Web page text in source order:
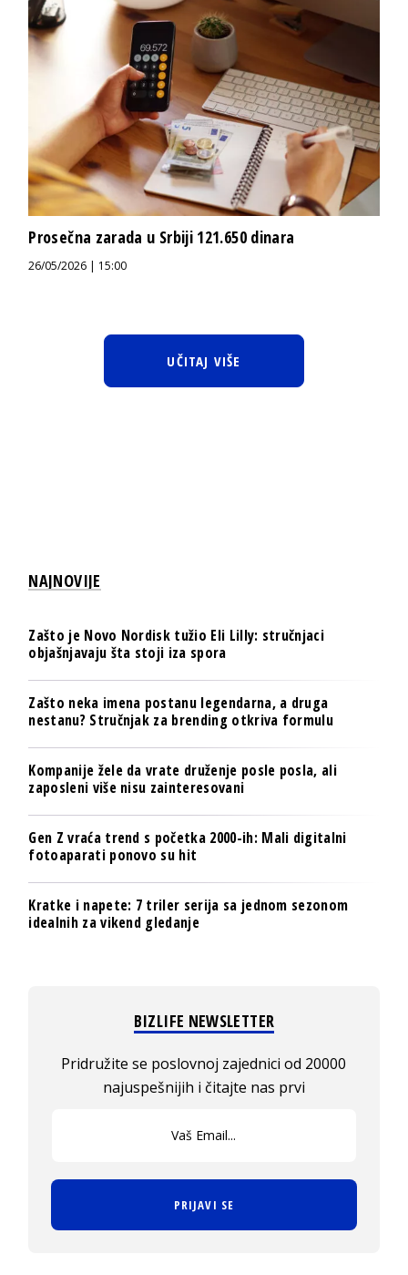
Prosečna zarada u Srbiji 121.650 dinara
26/05/2026 | 15:00
UČITAJ VIŠE
NAJNOVIJE
Zašto je Novo Nordisk tužio Eli Lilly: stručnjaci
objašnjavaju šta stoji iza spora
Zašto neka imena postanu legendarna, a druga
nestanu? Stručnjak za brending otkriva formulu
Kompanije žele da vrate druženje posle posla, ali
zaposleni više nisu zainteresovani
Gen Z vraća trend s početka 2000-ih: Mali digitalni
fotoaparati ponovo su hit
Kratke i napete: 7 triler serija sa jednom sezonom
idealnih za vikend gledanje
BIZLIFE NEWSLETTER
Pridružite se poslovnoj zajednici od 20000
najuspešnijih i čitajte nas prvi
PRIJAVI SE